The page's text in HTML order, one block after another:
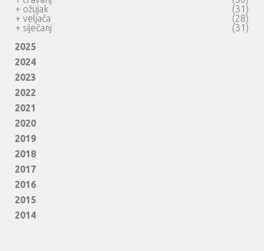
+ ožujak
(31)
+ veljača
(28)
+ siječanj
(31)
2025
2024
2023
2022
2021
2020
2019
2018
2017
2016
2015
2014